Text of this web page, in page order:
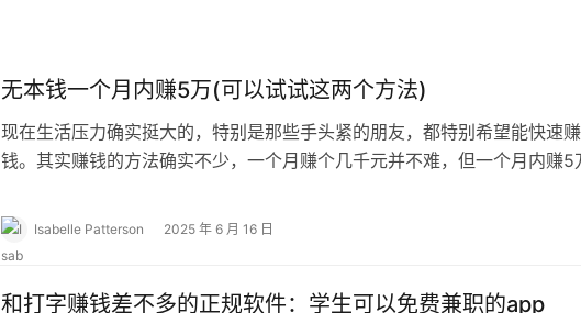
无本钱一个月内赚5万(可以试试这两个方法)
现在生活压力确实挺大的，特别是那些手头紧的朋友，都特别希望能快速赚
钱。其实赚钱的方法确实不少，一个月赚个几千元并不难，但一个月内赚5
Isabelle Patterson 2025 年 6 月 16 日
和打字赚钱差不多的正规软件：学生可以免费兼职的app